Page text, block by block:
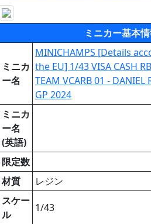
ミニカー基本
ミニカ
ー名
MINICHAMPS [Details
the EU] 1/43 VISA CASH
TEAM VCARB 01 -
GP 2024
ミニカ
ー名
(英語)
限定数
材質
レジン
スケー
ル
1/43